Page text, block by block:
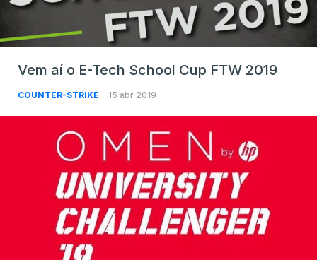
Vem aí o E-Tech School Cup FTW 2019
COUNTER-STRIKE 15 abr 2019